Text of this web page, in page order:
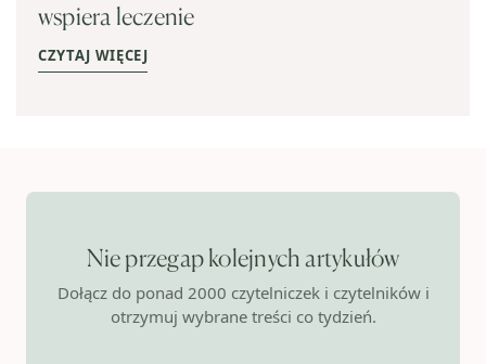
wspiera leczenie
CZYTAJ WIĘCEJ
Nie przegap kolejnych artykułów
Dołącz do ponad 2000 czytelniczek i czytelników i
otrzymuj wybrane treści co tydzień.